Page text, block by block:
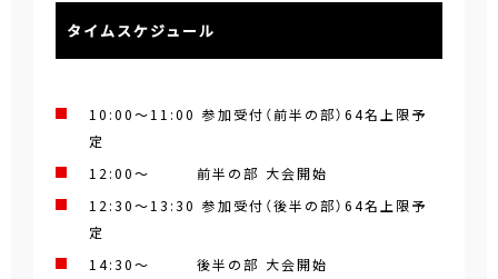
タイムスケジュール
10:00～11:00 参加受付（前半の部）64名上限予
定
12:00～ 前半の部 大会開始
12:30～13:30 参加受付（後半の部）64名上限予
定
14:30～ 後半の部 大会開始